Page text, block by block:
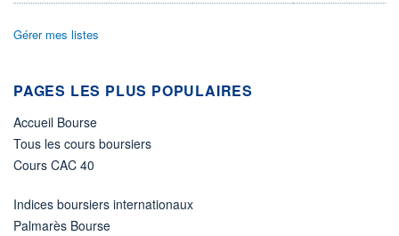
Gérer mes listes
PAGES LES PLUS POPULAIRES
Accueil Bourse
Tous les cours boursiers
Cours CAC 40
Indices boursiers internationaux
Palmarès Bourse